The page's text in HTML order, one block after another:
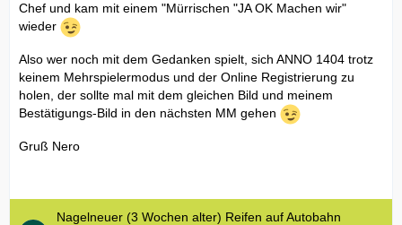
Chef und kam mit einem "Mürrischen "JA OK Machen wir"
wieder
Also wer noch mit dem Gedanken spielt, sich ANNO 1404 trotz
keinem Mehrspielermodus und der Online Registrierung zu
holen, der sollte mal mit dem gleichen Bild und meinem
Bestätigungs-Bild in den nächsten MM gehen
Gruß Nero
Nagelneuer (3 Wochen alter) Reifen auf Autobahn